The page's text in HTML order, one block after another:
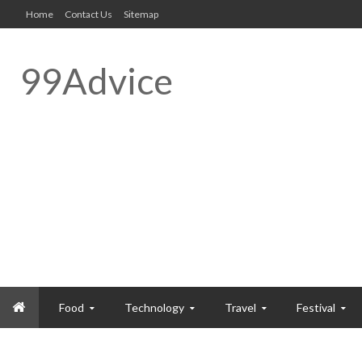
Home Contact Us Sitemap
99Advice
Food Technology Travel Festival